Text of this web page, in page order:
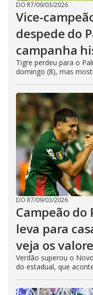
DO R7/09/03/2026
Vice-
despede do
campanha
Tigre perdeu para o
domingo (8), mas
DO R7/09/03/2026
Campeão do
leva para
veja os
Verdão superou o
do estadual, que